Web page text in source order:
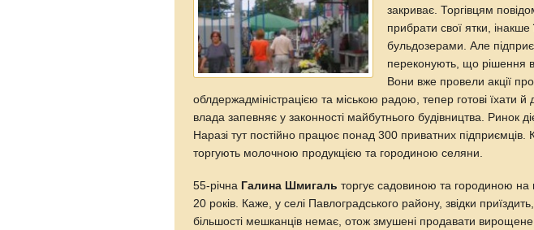
закриває. Торгівцям
прибрати свої ятки, інакше
бульдозерами. Але
переконують, що рішення
Вони вже провели акції
облдержадміністрацією та міською радою, тепер готові їхати й
влада запевняє у законності майбутнього будівництва. Ринок
Наразі тут постійно працює понад 300 приватних підприємців.
торгують молочною продукцією та городиною селяни.
55-річна Галина Шмигаль торгує садовиною та городиною на
20 років. Каже, у селі Павлоградського району, звідки
більшості мешканців немає, отож змушені продавати